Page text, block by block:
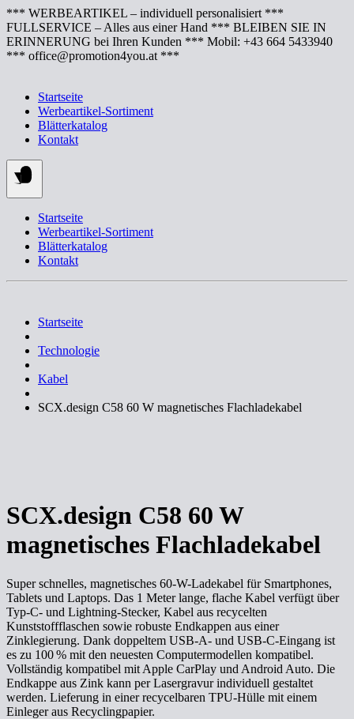
Springe
zum
Inhalt
*** WERBEARTIKEL – individuell personalisiert ***
FULLSERVICE – Alles aus einer Hand *** BLEIBEN SIE IN
ERINNERUNG bei Ihren Kunden *** Mobil: +43 664 5433940
*** office@promotion4you.at ***
Startseite
Werbeartikel-Sortiment
Blätterkatalog
Kontakt
Startseite
Werbeartikel-Sortiment
Blätterkatalog
Kontakt
Startseite
Technologie
Kabel
SCX.design C58 60 W magnetisches Flachladekabel
SCX.design C58 60 W
magnetisches Flachladekabel
Super schnelles, magnetisches 60-W-Ladekabel für Smartphones,
Tablets und Laptops. Das 1 Meter lange, flache Kabel verfügt über
Typ-C- und Lightning-Stecker, Kabel aus recycelten
Kunststoffflaschen sowie robuste Endkappen aus einer
Zinklegierung. Dank doppeltem USB-A- und USB-C-Eingang ist
es zu 100 % mit den neuesten Computermodellen kompatibel.
Vollständig kompatibel mit Apple CarPlay und Android Auto. Die
Endkappe aus Zink kann per Lasergravur individuell gestaltet
werden. Lieferung in einer recycelbaren TPU-Hülle mit einem
Einleger aus Recyclingpapier.